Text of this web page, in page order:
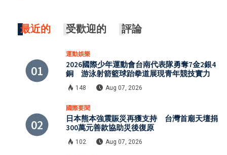
最近的 受歡迎的 評論
運動娛樂
2026國際少年運動會台南代表隊勇奪7金2銀4
銅 游泳射箭籃球跆拳道展現青年競技實力
148 Aug 07, 2026
國際要聞
日本熊本強震賑災再獲支持 台灣首廟天壇捐
300萬元善款協助災後復原
102 Aug 07, 2026